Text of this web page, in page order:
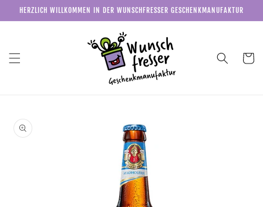
zum
Inhalt
HERZLICH WILLKOMMEN IN DER WUNSCHFRESSER GESCHENKMANUFAKTUR